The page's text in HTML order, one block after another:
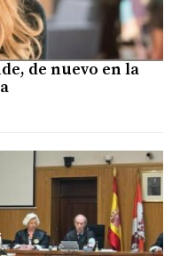
de nuevo en la